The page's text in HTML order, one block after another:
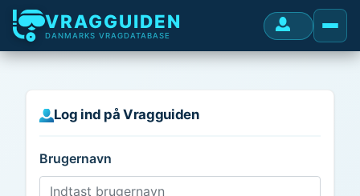
VRAGGUIDEN
DANMARKS VRAGDATABASE
Log ind på Vragguiden
Brugernavn